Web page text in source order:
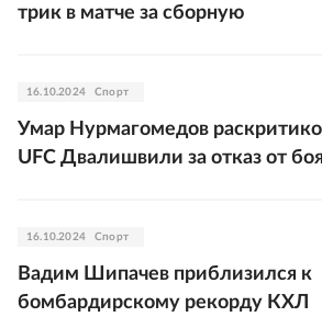
трик в матче за сборную
16.10.2024 Спорт
Умар Нурмагомедов
UFC Двалишвили за отказ от боя
16.10.2024 Спорт
Вадим Шипачев приблизился к
бомбардирскому рекорду КХЛ